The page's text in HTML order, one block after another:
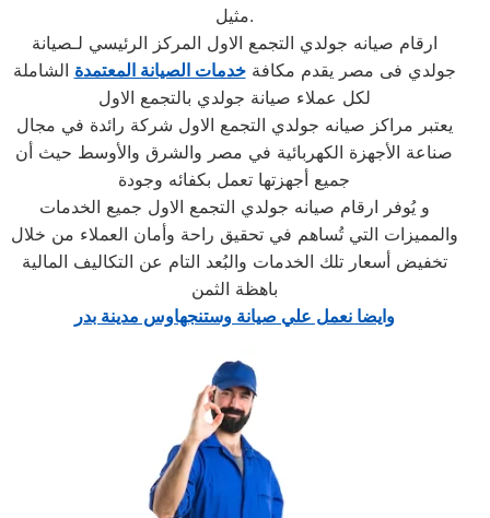
مثيل.
ارقام صيانه جولدي التجمع الاول المركز الرئيسي لـصيانة
جولدي فى مصر يقدم مكافةخدمات الصيانة المعتمدة الشاملة
لكل عملاء صيانة جولدي بالتجمع الاول
يعتبر مراكز صيانه جولدي التجمع الاول شركة رائدة في مجال
صناعة الأجهزة الكهربائية في مصر والشرق والأوسط حيث أن
جميع أجهزتها تعمل بكفائه وجودة
و يُوفر ارقام صيانه جولدي التجمع الاول جميع الخدمات
والمميزات التي تُساهم في تحقيق راحة وأمان العملاء من خلال
تخفيض أسعار تلك الخدمات والبُعد التام عن التكاليف المالية
باهظة الثمن
وايضا نعمل علي صيانة وستنجهاوس مدينة بدر